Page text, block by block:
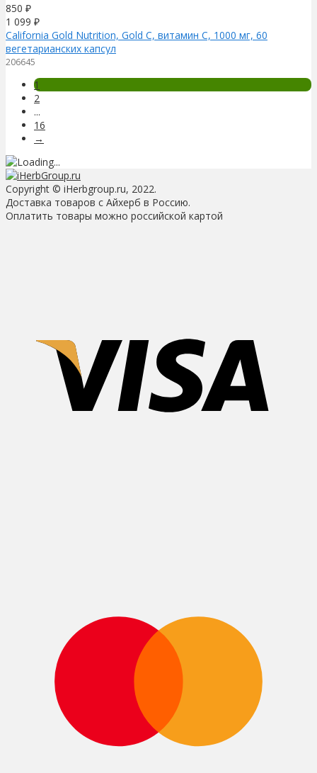
850 ₽
1 099 ₽
California Gold Nutrition, Gold C, витамин C, 1000 мг, 60
вегетарианских капсул
206645
1
2
...
16
→
Copyright © iHerbgroup.ru, 2022.
Доставка товаров с Айхерб в Россию.
Оплатить товары можно российской картой